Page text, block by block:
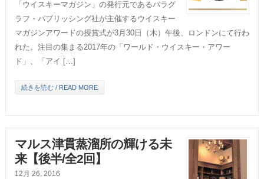
「ウイスキーマガジン」の発行元であるパラグ
ラフ・パブリッシング社が主催するウイスキー
マガジンアワードの授賞式が3月30日（木）午後、ロンドンにて行わ
れた。注目の集まる2017年の「ワールド・ウイスキー・アワー
ド」、「アイ […]
続きを読む / READ MORE
マルス津貫蒸溜所の輝ける未
来【後半/全2回】
12月 26, 2016